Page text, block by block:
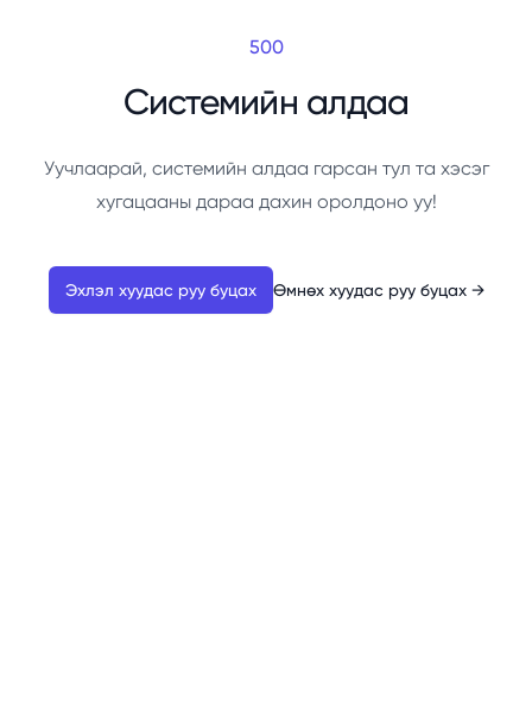
500
Системийн алдаа
Уучлаарай, системийн алдаа гарсан тул та хэсэг
хугацааны дараа дахин оролдоно уу!
Эхлэл хуудас руу буцах Өмнөх хуудас руу буцах →